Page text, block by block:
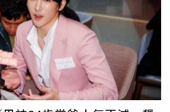
但並未明文規定懷孕的年紀。因此就
年出生的婆婆，如今39歲，而孫子
算，女子的兒子應該在22歲那年結
成婚，幾乎是踩著法定年齡的極限線
友驚嘆「這是人生進度條拉滿的典型
表示「這一連串的數字，簡直把民政
」甚至有網友表示「我們1985年的
學，別人已經抱孫子了，這是兩種人